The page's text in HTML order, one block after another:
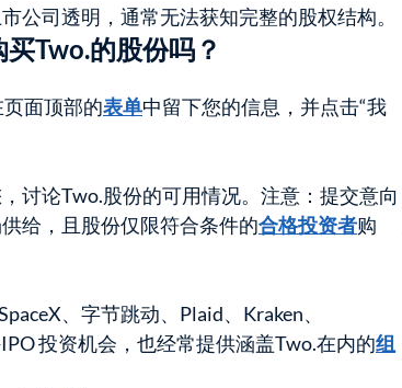
公司透明，通常无法获知完整的股权结构。
Two.的股份吗？
面顶部的表单中留下您的信息，并点击“我
讨论Two.股份的可用情况。注意：提交意向
给，且股份仅限符合条件的合格投资者购
、字节跳动、Plaid、Kraken、
投资机会，也经常提供涵盖Two.在内的组